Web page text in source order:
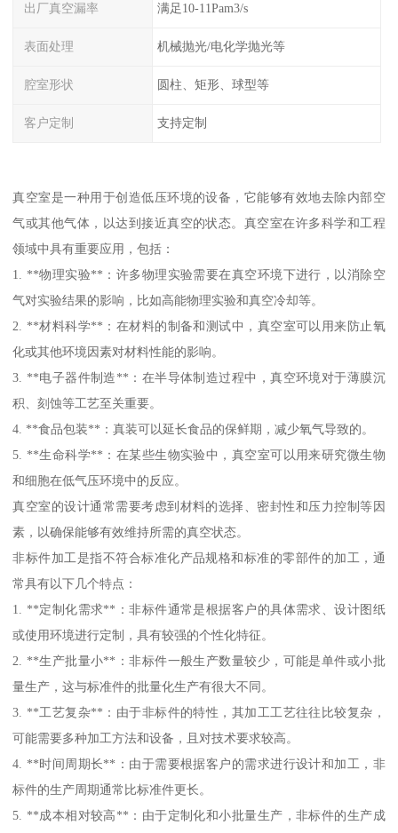
出厂真空漏率 满足10-11Pam3/s
表面处理 机械抛光/电化学抛光等
腔室形状 圆柱、矩形、球型等
客户定制 支持定制
真空室是一种用于创造低压环境的设备，它能够有效地去除内部空
气或其他气体，以达到接近真空的状态。真空室在许多科学和工程
领域中具有重要应用，包括：
1. **物理实验**：许多物理实验需要在真空环境下进行，以消除空
气对实验结果的影响，比如高能物理实验和真空冷却等。
2. **材料科学**：在材料的制备和测试中，真空室可以用来防止氧
化或其他环境因素对材料性能的影响。
3. **电子器件制造**：在半导体制造过程中，真空环境对于薄膜沉
积、刻蚀等工艺至关重要。
4. **食品包装**：真装可以延长食品的保鲜期，减少氧气导致的。
5. **生命科学**：在某些生物实验中，真空室可以用来研究微生物
和细胞在低气压环境中的反应。
真空室的设计通常需要考虑到材料的选择、密封性和压力控制等因
素，以确保能够有效维持所需的真空状态。
非标件加工是指不符合标准化产品规格和标准的零部件的加工，通
常具有以下几个特点：
1. **定制化需求**：非标件通常是根据客户的具体需求、设计图纸
或使用环境进行定制，具有较强的个性化特征。
2. **生产批量小**：非标件一般生产数量较少，可能是单件或小批
量生产，这与标准件的批量化生产有很大不同。
3. **工艺复杂**：由于非标件的特性，其加工工艺往往比较复杂，
可能需要多种加工方法和设备，且对技术要求较高。
4. **时间周期长**：由于需要根据客户的需求进行设计和加工，非
标件的生产周期通常比标准件更长。
5. **成本相对较高**：由于定制化和小批量生产，非标件的生产成